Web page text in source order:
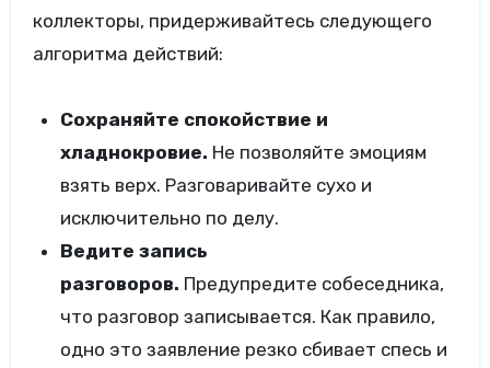
коллекторы, придерживайтесь следующего
алгоритма действий:
Сохраняйте спокойствие и
хладнокровие. Не позволяйте эмоциям
взять верх. Разговаривайте сухо и
исключительно по делу.
Ведите запись
разговоров. Предупредите собеседника,
что разговор записывается. Как правило,
одно это заявление резко сбивает спесь и